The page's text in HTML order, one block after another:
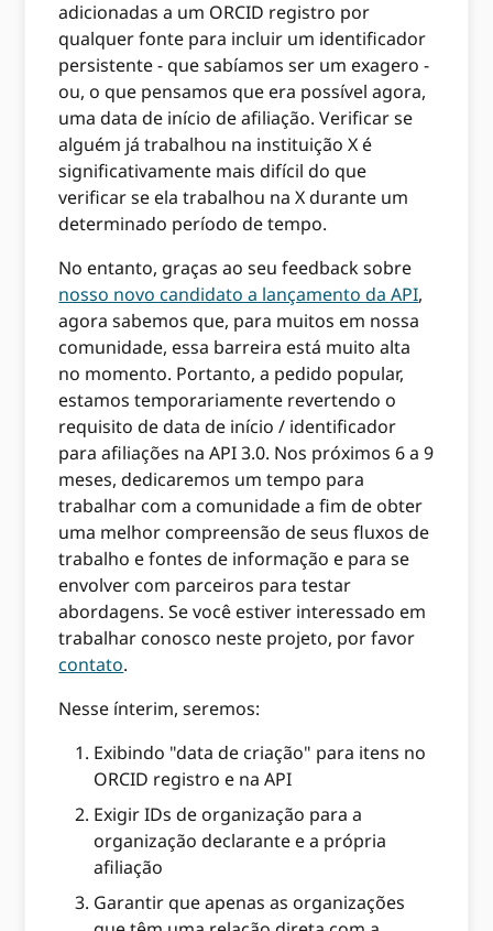
adicionadas a um ORCID registro por
qualquer fonte para incluir um identificador
persistente - que sabíamos ser um exagero -
ou, o que pensamos que era possível agora,
uma data de início de afiliação. Verificar se
alguém já trabalhou na instituição X é
significativamente mais difícil do que
verificar se ela trabalhou na X durante um
determinado período de tempo.
No entanto, graças ao seu feedback sobre
nosso novo candidato a lançamento da API,
agora sabemos que, para muitos em nossa
comunidade, essa barreira está muito alta
no momento. Portanto, a pedido popular,
estamos temporariamente revertendo o
requisito de data de início / identificador
para afiliações na API 3.0. Nos próximos 6 a 9
meses, dedicaremos um tempo para
trabalhar com a comunidade a fim de obter
uma melhor compreensão de seus fluxos de
trabalho e fontes de informação e para se
envolver com parceiros para testar
abordagens. Se você estiver interessado em
trabalhar conosco neste projeto, por favor
contato.
Nesse ínterim, seremos:
Exibindo "data de criação" para itens no
ORCID registro e na API
Exigir IDs de organização para a
organização declarante e a própria
afiliação
Garantir que apenas as organizações